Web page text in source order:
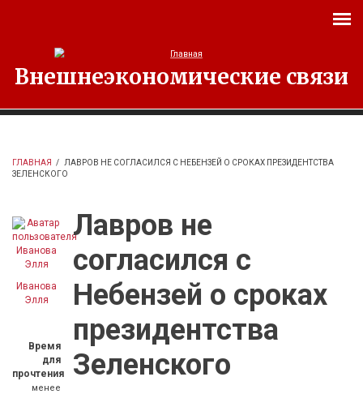
Внешнеэкономические связи
ГЛАВНАЯ /
ЛАВРОВ НЕ СОГЛАСИЛСЯ С НЕБЕНЗЕЙ О СРОКАХ ПРЕЗИДЕНТСТВА
ЗЕЛЕНСКОГО
Иванова
Элля
Время
для
прочтения
менее
Лавров не
согласился с
Небензей о сроках
президентства
Зеленского